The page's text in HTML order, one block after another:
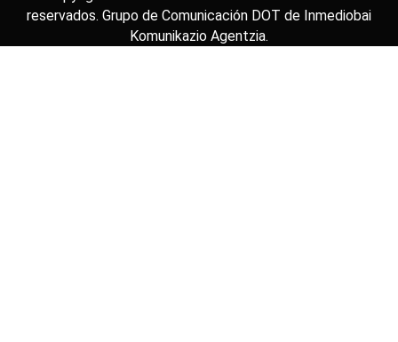
reservados. Grupo de Comunicación DOT de Inmediobai
Komunikazio Agentzia.